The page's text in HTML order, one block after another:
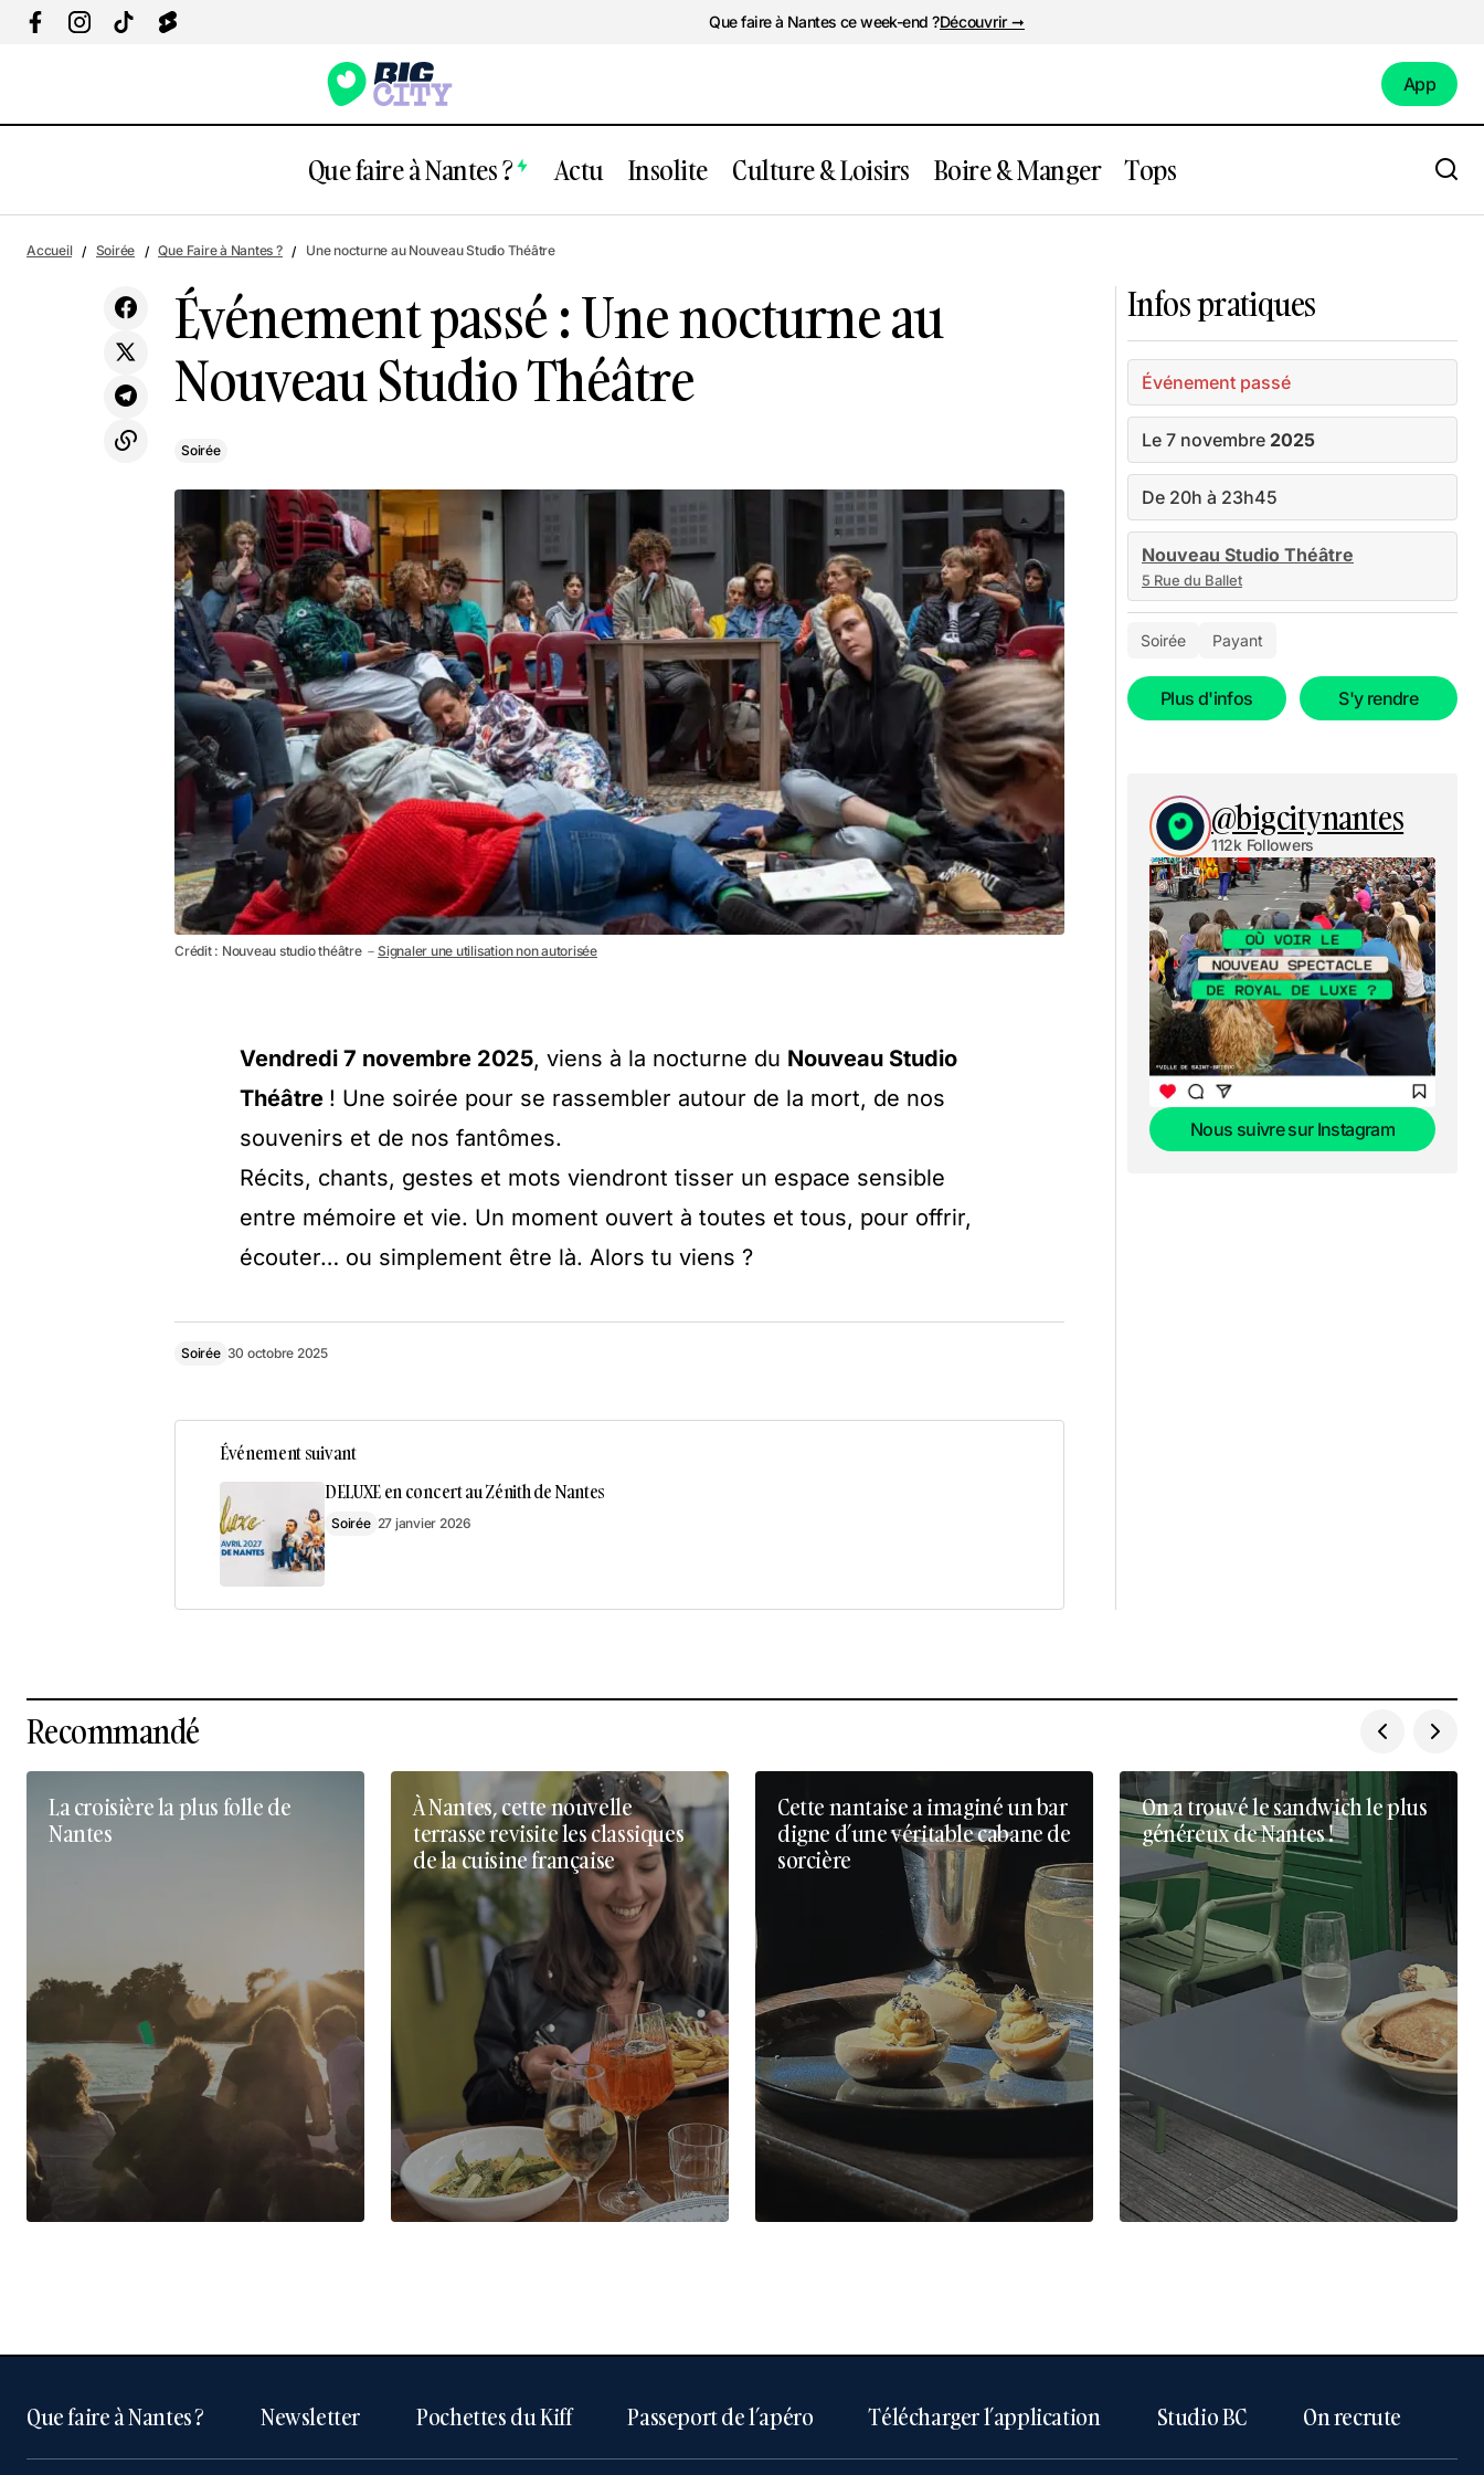
Que faire à Nantes ce week-end ?Découvrir ➞
App
Que faire à Nantes ? Actu Insolite Culture & Loisirs Boire & Manger Tops
Soirée Événement passé : Une nocturne au Nouveau Studio
Accueil Soirée Que Faire à Nantes ? Une nocturne au Nouveau Studio Théâtre
Événement passé : Une nocturne au
Nouveau Studio Théâtre
Soirée
Crédit : Nouveau studio théâtre －Signaler une utilisation non autorisée
Vendredi 7 novembre 2025, viens à la nocturne du Nouveau Studio
Théâtre ! Une soirée pour se rassembler autour de la mort, de nos
souvenirs et de nos fantômes.
Récits, chants, gestes et mots viendront tisser un espace sensible
entre mémoire et vie. Un moment ouvert à toutes et tous, pour offrir,
écouter… ou simplement être là. Alors tu viens ?
Soirée 30 octobre 2025
Événement suivant
DELUXE en concert au Zénith de Nantes
Soirée 27 janvier 2026
Infos pratiques
Événement passé
Le 7 novembre 2025
De 20h à 23h45
Nouveau Studio Théâtre
5 Rue du Ballet
Soirée Payant
Plus d'infos S'y rendre
@bigcitynantes
112k Followers
Nous suivre sur Instagram
Recommandé
La croisière la plus folle de
Nantes
À Nantes, cette nouvelle
terrasse revisite les classiques
de la cuisine française
Cette nantaise a imaginé un bar
digne d’une véritable cabane de
sorcière
On a trouvé le sandwich le plus
généreux de Nantes !
Que faire à Nantes ? Newsletter Pochettes du Kiff Passeport de l’apéro Télécharger l’application Studio BC On recrute